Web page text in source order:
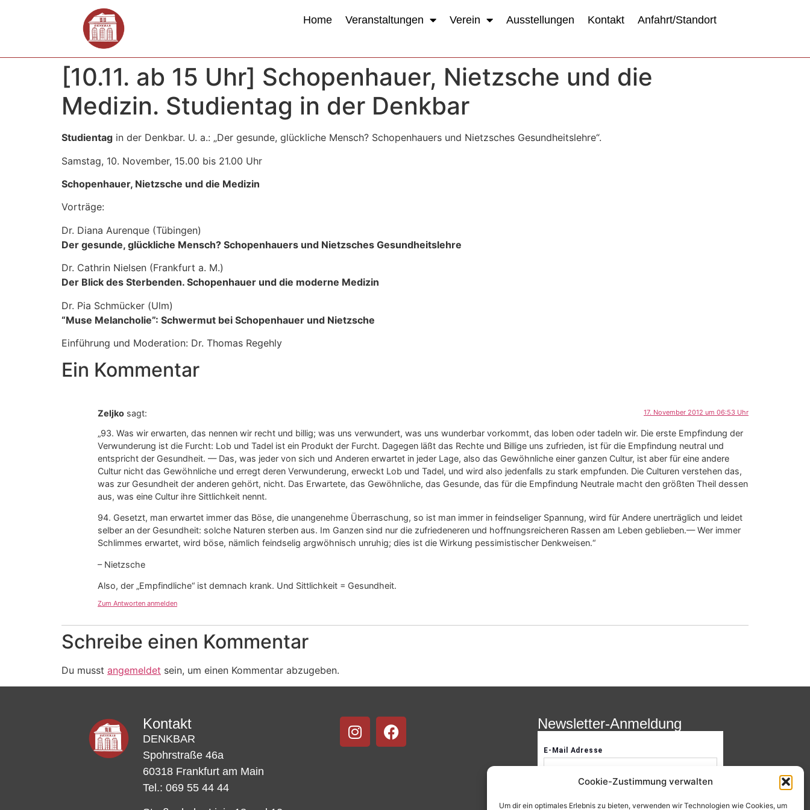
Cookie-Zustimmung verwalten
Um dir ein optimales Erlebnis zu bieten, verwenden wir Technologien wie Cookies, um
Home Veranstaltungen Verein Ausstellungen Kontakt Anfahrt/Standort
[10.11. ab 15 Uhr] Schopenhauer, Nietzsche und die
Medizin. Studientag in der Denkbar
Studientag in der Denkbar. U. a.: „Der gesunde, glückliche Mensch? Schopenhauers und Nietzsches Gesundheitslehre“.
Samstag, 10. November, 15.00 bis 21.00 Uhr
Schopenhauer, Nietzsche und die Medizin
Vorträge:
Dr. Diana Aurenque (Tübingen)
Der gesunde, glückliche Mensch? Schopenhauers und Nietzsches Gesundheitslehre
Dr. Cathrin Nielsen (Frankfurt a. M.)
Der Blick des Sterbenden. Schopenhauer und die moderne Medizin
Dr. Pia Schmücker (Ulm)
“Muse Melancholie”: Schwermut bei Schopenhauer und Nietzsche
Einführung und Moderation: Dr. Thomas Regehly
Ein Kommentar
Zeljko sagt: 17. November 2012 um 06:53 Uhr
„93. Was wir erwarten, das nennen wir recht und billig; was uns verwundert, was uns wunderbar vorkommt, das loben oder tadeln wir. Die erste Empfindung der
Verwunderung ist die Furcht: Lob und Tadel ist ein Produkt der Furcht. Dagegen läßt das Rechte und Billige uns zufrieden, ist für die Empfindung neutral und
entspricht der Gesundheit. — Das, was jeder von sich und Anderen erwartet in jeder Lage, also das Gewöhnliche einer ganzen Cultur, ist aber für eine andere
Cultur nicht das Gewöhnliche und erregt deren Verwunderung, erweckt Lob und Tadel, und wird also jedenfalls zu stark empfunden. Die Culturen verstehen das,
was zur Gesundheit der anderen gehört, nicht. Das Erwartete, das Gewöhnliche, das Gesunde, das für die Empfindung Neutrale macht den größten Theil dessen
aus, was eine Cultur ihre Sittlichkeit nennt.
94. Gesetzt, man erwartet immer das Böse, die unangenehme Überraschung, so ist man immer in feindseliger Spannung, wird für Andere unerträglich und leidet
selber an der Gesundheit: solche Naturen sterben aus. Im Ganzen sind nur die zufriedeneren und hoffnungsreicheren Rassen am Leben geblieben.— Wer immer
Schlimmes erwartet, wird böse, nämlich feindselig argwöhnisch unruhig; dies ist die Wirkung pessimistischer Denkweisen.“
– Nietzsche
Also, der „Empfindliche“ ist demnach krank. Und Sittlichkeit = Gesundheit.
Zum Antworten anmelden
Schreibe einen Kommentar
Du musst angemeldet sein, um einen Kommentar abzugeben.
Kontakt
DENKBAR
Spohrstraße 46a
60318 Frankfurt am Main
Tel.: 069 55 44 44
Newsletter-Anmeldung